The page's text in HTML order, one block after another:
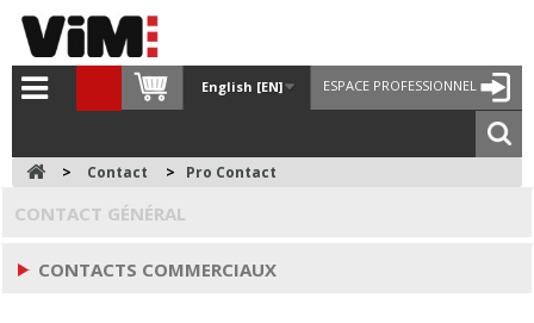
ESPACE PROFESSIONNEL
English [EN]
> Contact > Pro Contact
CONTACT GÉNÉRAL
CONTACTS COMMERCIAUX